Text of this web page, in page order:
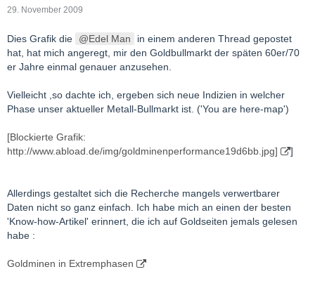
29. November 2009
Dies Grafik die Edel Man
in einem anderen Thread gepostet
hat, hat mich angeregt, mir den Goldbullmarkt der späten 60er/70
er Jahre einmal genauer anzusehen.
Vielleicht ,so dachte ich, ergeben sich neue Indizien in welcher
Phase unser aktueller Metall-Bullmarkt ist. ('You are here-map')
[Blockierte Grafik:
http://www.abload.de/img/goldminenperformance19d6bb.jpg]
]
Allerdings gestaltet sich die Recherche mangels verwertbarer
Daten nicht so ganz einfach. Ich habe mich an einen der besten
'Know-how-Artikel' erinnert, die ich auf Goldseiten jemals gelesen
habe :
Goldminen in Extremphasen